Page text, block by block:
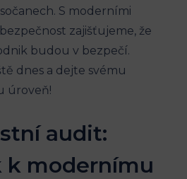
S moderními
zajišťujeme, že
budou v bezpečí.
dnes a dejte svému
úroveň!
audit:
k modernímu